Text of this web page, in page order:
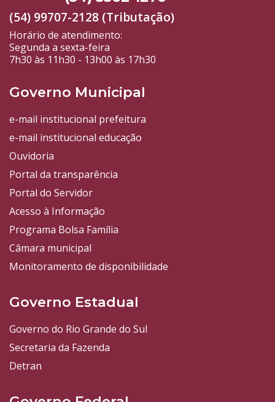
(54) 99707-2128 (Tributação)
Horário de atendimento:
Segunda a sexta-feira
7h30 às 11h30 - 13h00 às 17h30
Governo Municipal
e-mail institucional prefeitura
e-mail institucional educação
Ouvidoria
Portal da transparência
Portal do Servidor
Acesso à Informação
Programa Bolsa Família
Câmara municipal
Monitoramento de disponibilidade
Governo Estadual
Governo do Rio Grande do Sul
Secretaria da Fazenda
Detran